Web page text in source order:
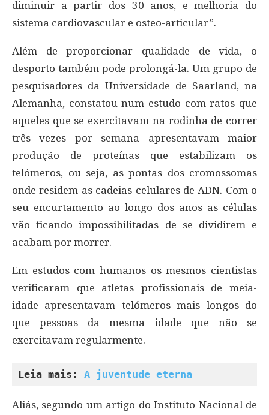
diminuir a partir dos 30 anos, e melhoria do
sistema cardiovascular e osteo-articular”.
Além de proporcionar qualidade de vida, o
desporto também pode prolongá-la. Um grupo de
pesquisadores da Universidade de Saarland, na
Alemanha, constatou num estudo com ratos que
aqueles que se exercitavam na rodinha de correr
três vezes por semana apresentavam maior
produção de proteínas que estabilizam os
telómeros, ou seja, as pontas dos cromossomas
onde residem as cadeias celulares de ADN. Com o
seu encurtamento ao longo dos anos as células
vão ficando impossibilitadas de se dividirem e
acabam por morrer.
Em estudos com humanos os mesmos cientistas
verificaram que atletas profissionais de meia-
idade apresentavam telómeros mais longos do
que pessoas da mesma idade que não se
exercitavam regularmente.
Leia mais: A juventude eterna
Aliás, segundo um artigo do Instituto Nacional de